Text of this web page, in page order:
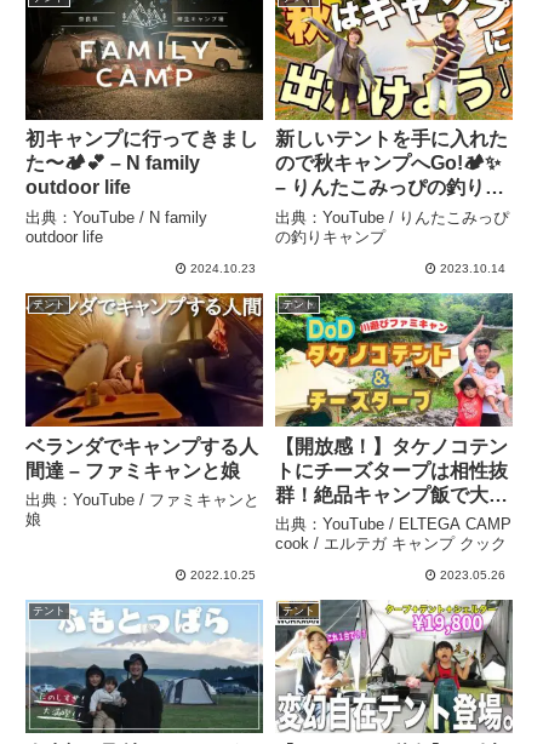
初キャンプに行ってきまし
た〜🏕️💕 – N family
outdoor life
出典：YouTube / N family
outdoor life
2024.10.23
新しいテントを手に入れた
ので秋キャンプへGo!🏕️✨
– りんたこみっぴの釣りキ
ャンプ
出典：YouTube / りんたこみっぴ
の釣りキャンプ
2023.10.14
テント
ベランダでキャンプする人
間達 – ファミキャンと娘
出典：YouTube / ファミキャンと
娘
2022.10.25
テント
【開放感！】タケノコテン
トにチーズタープは相性抜
群！絶品キャンプ飯で大満
足なファミリーキャンプ。
– ELTEGA CAMP cook /
エルテガ キャンプ クック
出典：YouTube / ELTEGA CAMP
cook / エルテガ キャンプ クック
2023.05.26
テント テント